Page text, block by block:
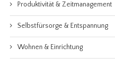
Produktivität & Zeitmanagement
Selbstfürsorge & Entspannung
Wohnen & Einrichtung